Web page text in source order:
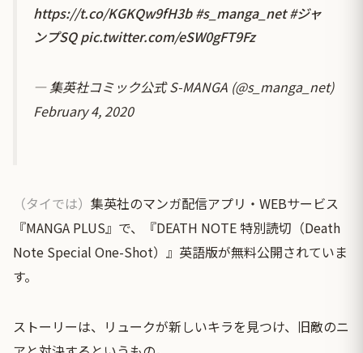
https://t.co/KGKQw9fH3b #s_manga_net #ジャ
ンプSQ pic.twitter.com/eSW0gFT9Fz
— 集英社コミック公式 S-MANGA (@s_manga_net)
February 4, 2020
（タイでは） 集英社のマンガ配信アプリ・WEBサービス
『MANGA PLUS』で、『DEATH NOTE 特別読切（Death
Note Special One-Shot）』英語版が無料公開されていま
す。
ストーリーは、リュークが新しいキラを見つけ、旧敵のニ